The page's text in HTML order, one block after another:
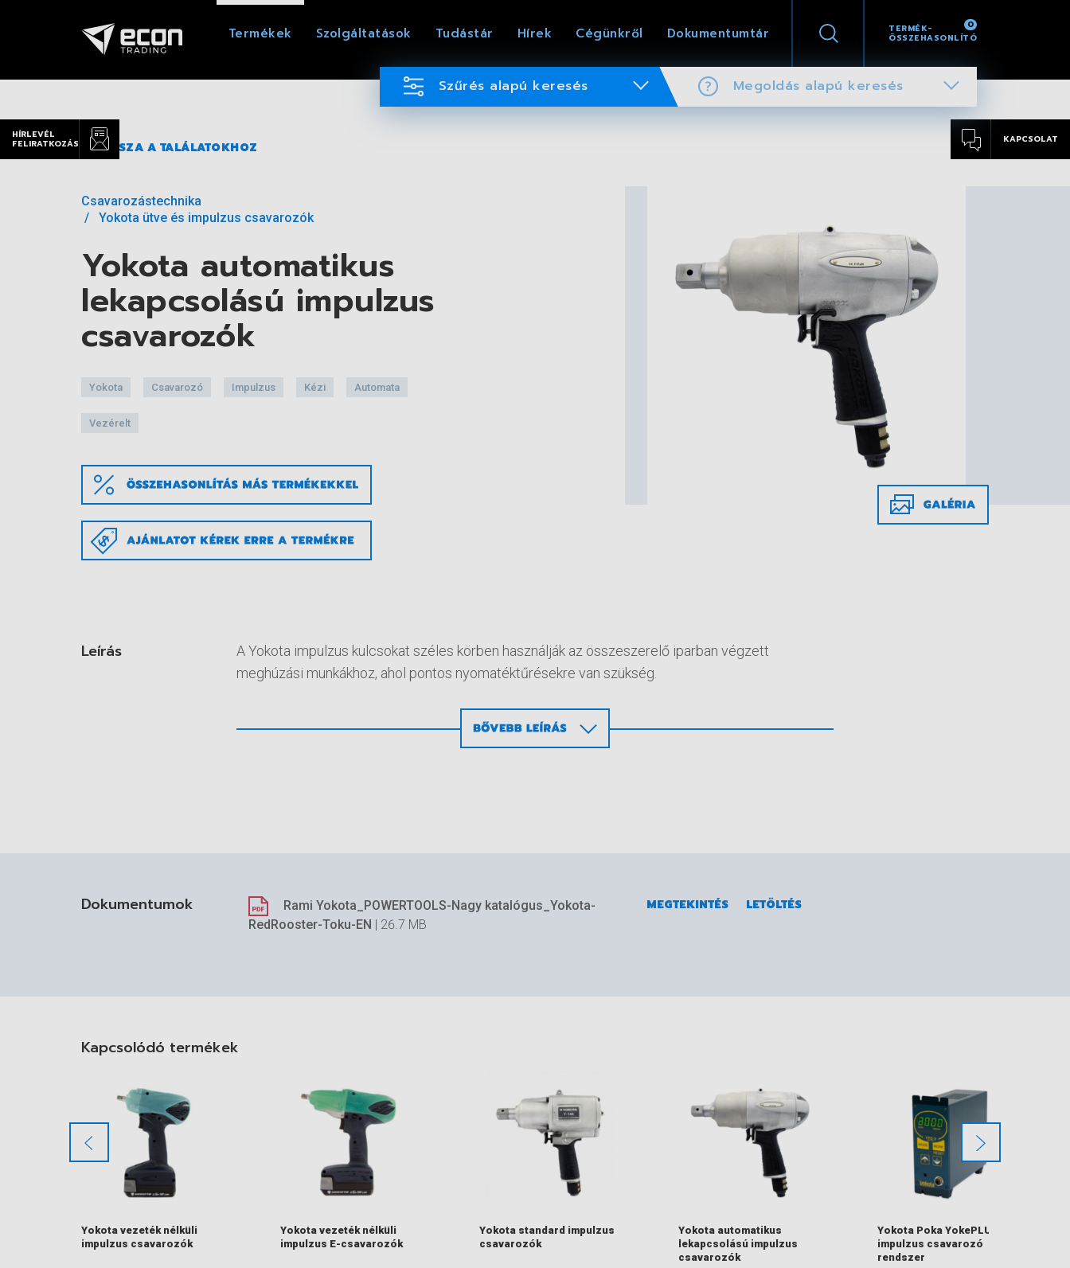
TERMÉK-
ÖSSZEHASONLÍTÓ
0
Termékek Szolgáltatások Tudástár Hírek Cégünkről Dokumentumtár
Szűrés alapú keresés Megoldás alapú keresés
HÍRLEVÉL
FELIRATKOZÁS
KAPCSOLAT
VISSZA A TALÁLATOKHOZ
Csavarozástechnika
Yokota ütve és impulzus csavarozók
Yokota automatikus
lekapcsolású impulzus
csavarozók
Yokota Csavarozó Impulzus Kézi Automata
Vezérelt
Leírás
A Yokota impulzus kulcsokat széles körben használják az összeszerelő iparban végzett
meghúzási munkákhoz, ahol pontos nyomatéktűrésekre van szükség.
Pisztolymodell kétkamrás légmotorral és automatikus lekapcsolással
Kenőanyag nélküli légmotor
Dokumentumok
Rami Yokota_POWERTOOLS-Nagy katalógus_Yokota-
RedRooster-Toku-EN | 26.7 MB
MEGTEKINTÉS LETÖLTÉS
Kapcsolódó termékek
Yokota vezeték nélküli
impulzus csavarozók
Yokota vezeték nélküli
impulzus E-csavarozók
Yokota standard impulzus
csavarozók
Yokota automatikus
lekapcsolású impulzus
csavarozók
Yokota Poka YokePLUS
impulzus csavarozó
rendszer